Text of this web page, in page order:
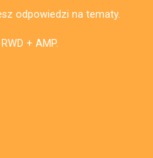
odpowiedzi na tematy.
+ AMP.